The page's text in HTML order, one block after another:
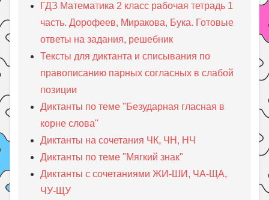
ГДЗ Математика 2 класс рабочая тетрадь 1
часть. Дорофеев, Миракова, Бука. Готовые
ответы на задания, решебник
Тексты для диктанта и списывания по
правописанию парных согласных в слабой
позиции
Диктанты по теме "Безударная гласная в
корне слова"
Диктанты на сочетания ЧК, ЧН, НЧ
Диктанты по теме "Мягкий знак"
Диктанты с сочетаниями ЖИ-ШИ, ЧА-ЩА,
ЧУ-ЩУ